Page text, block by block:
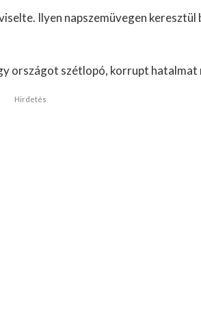
Ilyen napszemüvegen
országot szétlopó, korrupt hatalmat
Hirdetés